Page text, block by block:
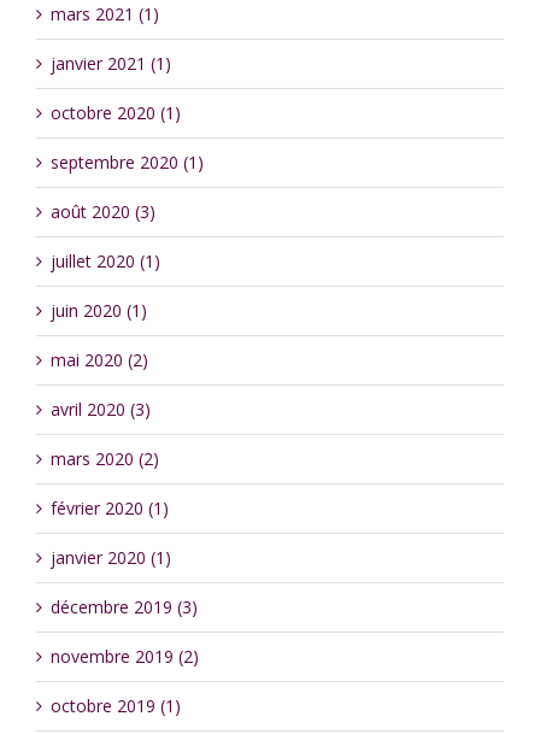
mars 2021 (1)
janvier 2021 (1)
octobre 2020 (1)
septembre 2020 (1)
août 2020 (3)
juillet 2020 (1)
juin 2020 (1)
mai 2020 (2)
avril 2020 (3)
mars 2020 (2)
février 2020 (1)
janvier 2020 (1)
décembre 2019 (3)
novembre 2019 (2)
octobre 2019 (1)